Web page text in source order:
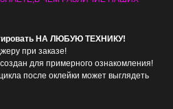
НА ЛЮБУЮ ТЕХНИКУ!
при заказе!
для примерного ознакомления!
после оклейки может выглядеть